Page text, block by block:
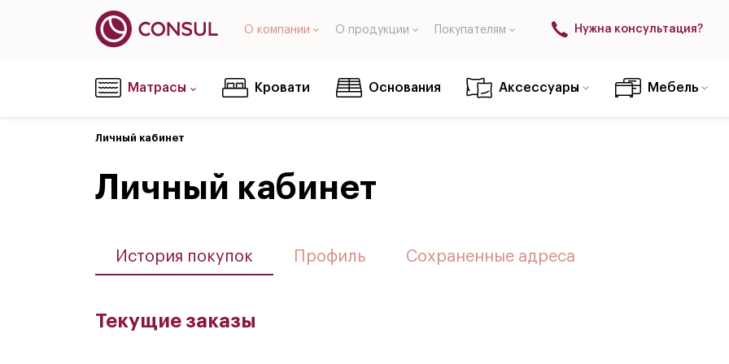
О компании О продукции Покупателям Нужна консультация?
Матрасы Кровати Основания Аксессуары Мебель
Личный кабинет
Личный кабинет
История покупок Профиль Сохраненные адреса
Текущие заказы